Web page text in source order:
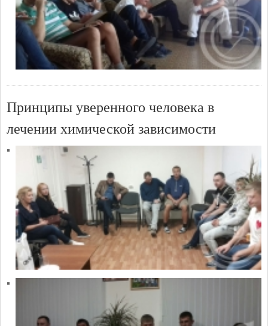
Принципы уверенного человека в
лечении химической зависимости